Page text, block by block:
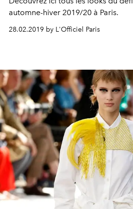
automne-hiver 2019/20 à Paris.
28.02.2019 by L'Officiel Paris